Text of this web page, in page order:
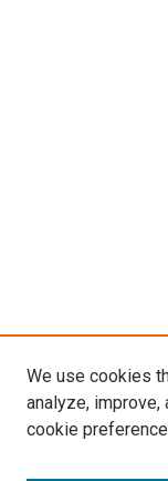
We use cookies
analyze, improve,
cookie